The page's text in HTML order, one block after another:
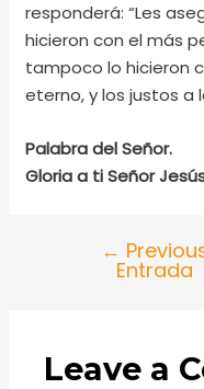
responderá: “Les
hicieron con el más
tampoco lo hicieron
eterno, y los justos a
Palabra del Señor.
Gloria a ti Señor
←
Entrada
Leave a